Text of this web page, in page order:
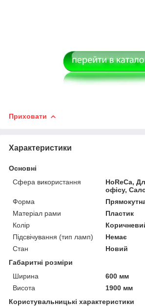
Приховати
Характеристики
Основні
Сфера використання
HoReCa,
офісу,
Форма
Матеріал рами
Пластик
Колір
Підсвічування (тип ламп)
Немає
Стан
Новий
Габаритні розміри
Ширина
600 мм
Висота
1900 мм
Користувальницькі характеристики